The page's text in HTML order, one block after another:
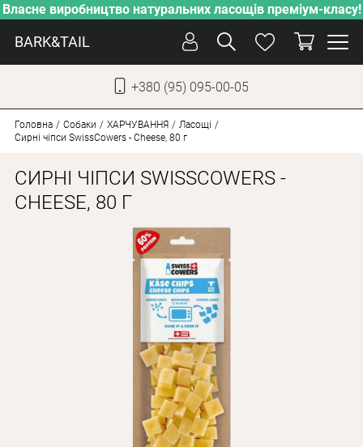
Власне виробництво натуральних ласощів преміум-класу!
BARK&TAIL
+380 (95) 095-00-05
ДОГЛЯД
ВІД СПЕКИ
ВЛАСНЕ ВИРОБНИЦТВО
НОВИНКИ
АКЦІЇ
ДЛЯ КОТІВ
Оплата і доставка
Програма лояльності
Про Нас
Головна Собаки ХАРЧУВАННЯ
Ласощі
Сирні чіпси SwissCowers - Cheese, 80 г
СИРНІ ЧІПСИ SWISSCOWERS -
CHEESE, 80 Г